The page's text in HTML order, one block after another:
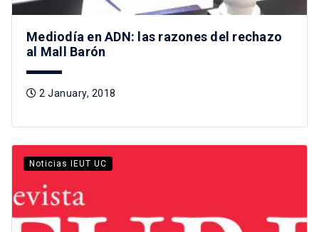
Mediodía en ADN: las razones del rechazo
al Mall Barón
2 January, 2018
Noticias IEUT UC